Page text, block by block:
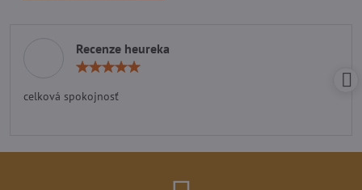
Recenze heureka
celková spokojnosť